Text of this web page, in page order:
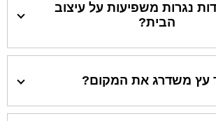
נגרות משפיעות על עיצוב
הבית?
עץ משדרג את המקום?